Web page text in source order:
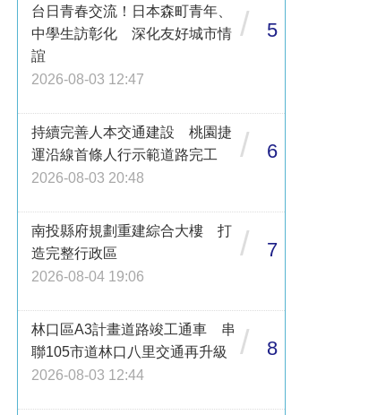
台日青春交流！日本森町青年、
中學生訪彰化 深化友好城市情
誼
2026-08-03 12:47
/ 5
持續完善人本交通建設 桃園捷
運沿線首條人行示範道路完工
2026-08-03 20:48
/ 6
南投縣府規劃重建綜合大樓 打
造完整行政區
2026-08-04 19:06
/ 7
林口區A3計畫道路竣工通車 串
聯105市道林口八里交通再升級
2026-08-03 12:44
/ 8